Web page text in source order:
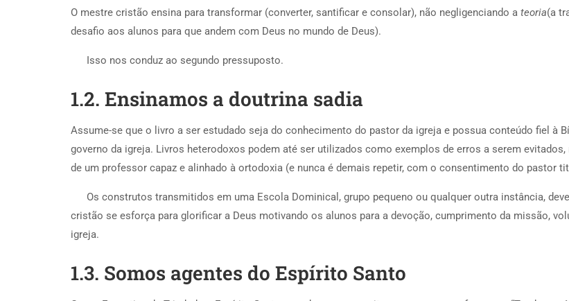
O mestre cristão ensina para transformar (converter, santificar e consolar), não negligenciando a teoria(a
desafio aos alunos para que andem com Deus no mundo de Deus).
Isso nos conduz ao segundo pressuposto.
1.2. Ensinamos a doutrina sadia
Assume-se que o livro a ser estudado seja do conhecimento do pastor da igreja e possua conteúdo fiel à
governo da igreja. Livros heterodoxos podem até ser utilizados como exemplos de erros a serem
de um professor capaz e alinhado à ortodoxia (e nunca é demais repetir, com o consentimento do pastor
Os construtos transmitidos em uma Escola Dominical, grupo pequeno ou qualquer outra instância,
cristão se esforça para glorificar a Deus motivando os alunos para a devoção, cumprimento da missão,
igreja.
1.3. Somos agentes do Espírito Santo